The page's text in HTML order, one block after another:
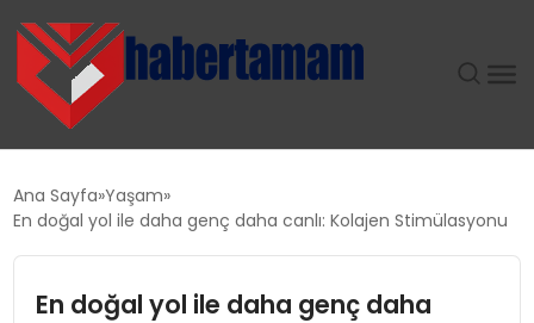
SPOR
Ana Sayfa Yaşam
En doğal yol ile daha genç daha canlı: Kolajen Stimülasyonu
En doğal yol ile daha genç daha